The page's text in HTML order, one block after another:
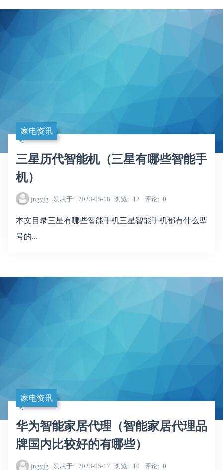
家电资讯
三星历代智能机（三星有哪些智能手
机）
jngyjg 发表于 2023-05-18 浏览 12 评论 0
本文目录三星有哪些智能手机三星智能手机都有什么型
号的...
家电资讯
华为智能家居代理（智能家居代理品
牌国内比较好的有哪些）
jngyjg 发表于 2023-05-17 浏览 10 评论 0